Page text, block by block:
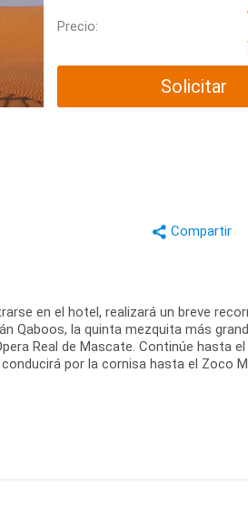
Precio:
Solicitar
en el hotel, realizará un breve
Qaboos, la quinta mezquita más
Real de Mascate. Continúe hasta el
por la cornisa hasta el Zoco